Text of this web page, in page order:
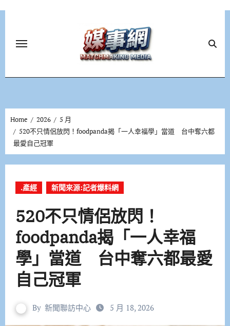
Home 2026
5 月
520不只情侶放閃！foodpanda揭「一人幸福學」當道 台中奪六都
最愛自己冠軍
.產經 新聞來源:記者爆料網
520不只情侶放閃！
foodpanda揭「一人幸福
學」當道 台中奪六都最愛
自己冠軍
By 新聞聯訪中心 5 月 18, 2026